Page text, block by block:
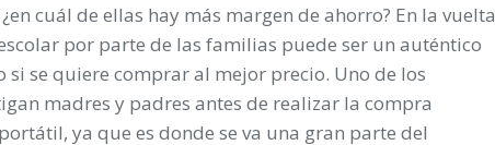
cuál de ellas hay más margen de ahorro? En la vuelta
por parte de las familias puede ser un auténtico
se quiere comprar al mejor precio. Uno de los
madres y padres antes de realizar la compra
ya que es donde se va una gran parte del